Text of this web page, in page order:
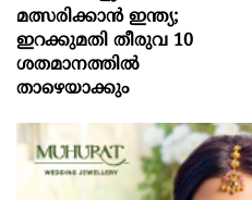
മത്സരിക്കാൻ ഇന്ത്യ;
ഇറക്കുമതി തീരുവ 10
ശതമാനത്തിൽ
താഴെയാക്കും